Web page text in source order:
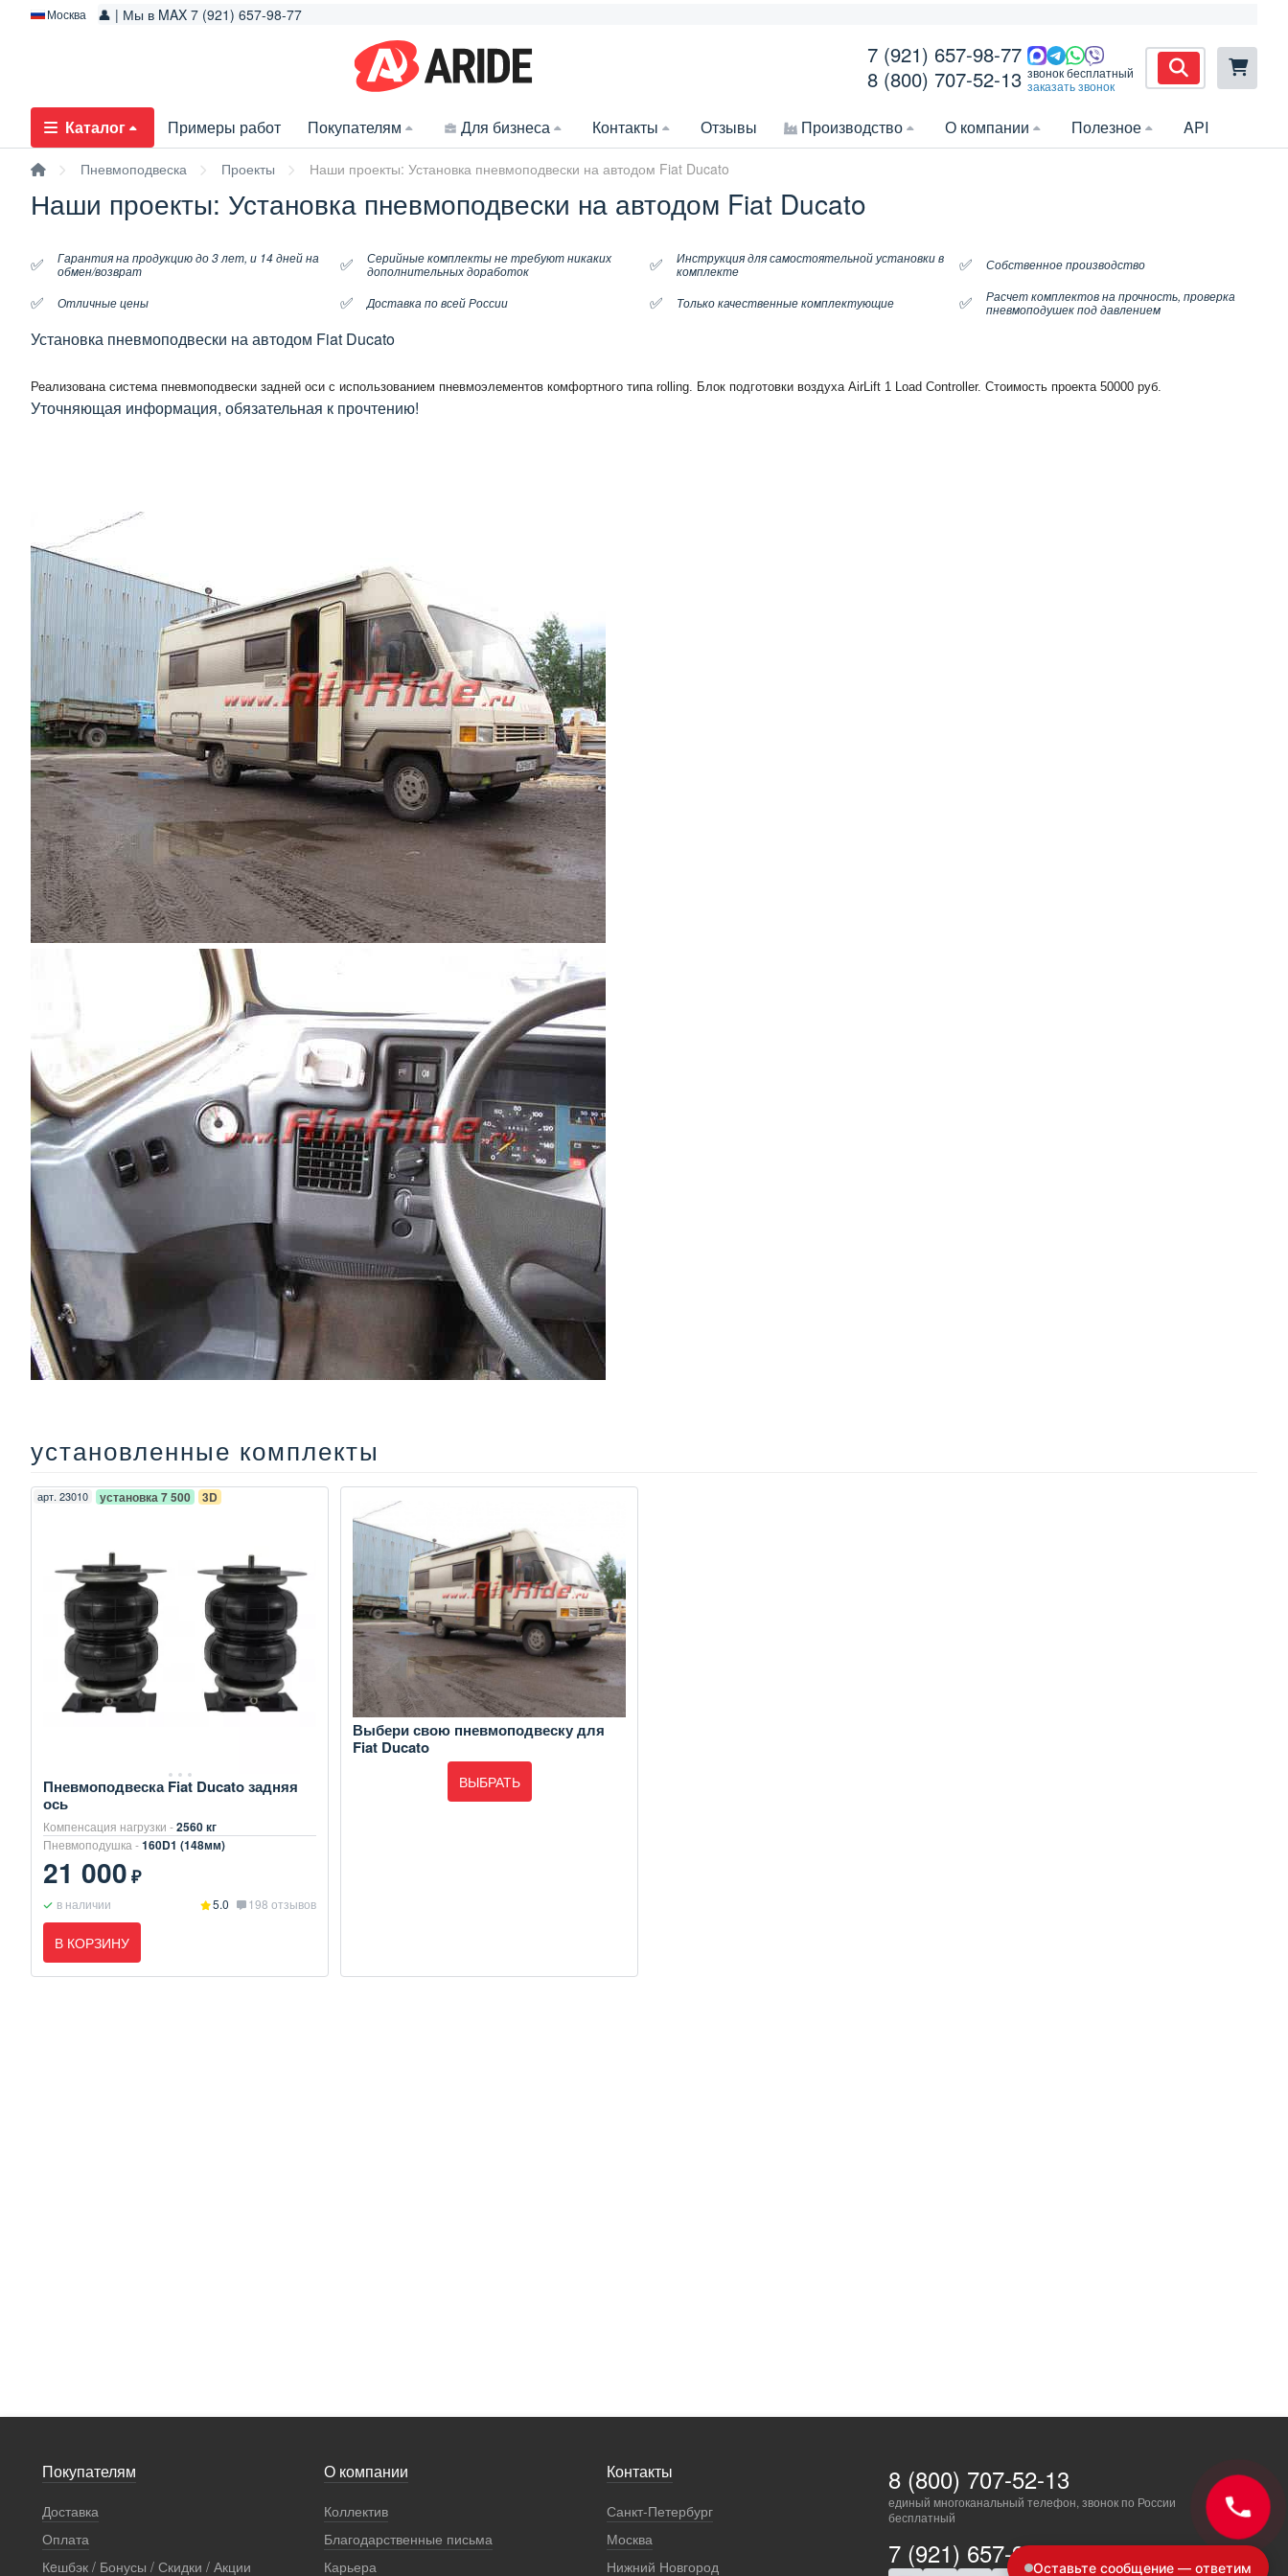
Москва 👤 | Мы в MAX 7 (921) 657-98-77
7 (921) 657-98-77
8 (800) 707-52-13 звонок бесплатный
заказать звонок
Каталог Примеры работ Покупателям Для бизнеса Контакты Отзывы Производство О компании Полезное API
Пневмоподвеска Проекты Наши проекты: Установка пневмоподвески на автодом Fiat Ducato
Наши проекты: Установка пневмоподвески на автодом Fiat Ducato
✅
Гарантия на продукцию до 3 лет, и 14 дней на
обмен/возврат
✅
Серийные комплекты не требуют никаких
дополнительных доработок
✅
Инструкция для самостоятельной установки в
комплекте
✅ Собственное производство
✅ Отличные цены ✅ Доставка по всей России ✅ Только качественные комплектующие ✅
Расчет комплектов на прочность, проверка
пневмоподушек под давлением
Установка пневмоподвески на автодом Fiat Ducato
Реализована система пневмоподвески задней оси с использованием пневмоэлементов комфортного типа rolling. Блок подготовки воздуха AirLift 1 Load Controller. Стоимость проекта 50000 руб.
Уточняющая информация, обязательная к прочтению!
установленные комплекты
арт. 23010 установка 7 500 3D
Пневмоподвеска Fiat Ducato задняя
ось
Компенсация нагрузки -2560 кг
Пневмоподушка -160D1 (148мм)
21 000₽
в наличии 5.0 198 отзывов
В КОРЗИНУ
Выбери свою пневмоподвеску для
Fiat Ducato
ВЫБРАТЬ
Покупателям
Доставка
Оплата
Кeшбэк / Бонусы / Скидки / Акции
О компании
Коллектив
Благодарственные письма
Карьера
Контакты
Санкт-Петербург
Москва
Нижний Новгород
8 (800) 707-52-13
единый многоканальный телефон, звонок по России
бесплатный
7 (921) 657-98-77Оставьте сообщение — ответим